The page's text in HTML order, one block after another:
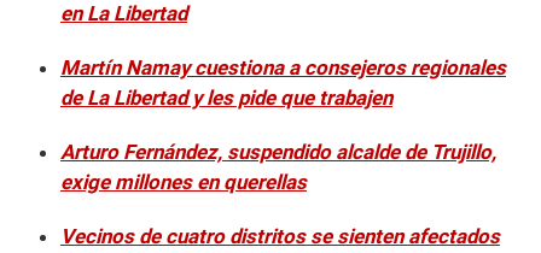
en La Libertad
Martín Namay cuestiona a consejeros regionales
de La Libertad y les pide que trabajen
Arturo Fernández, suspendido alcalde de Trujillo,
exige millones en querellas
Vecinos de cuatro distritos se sienten afectados